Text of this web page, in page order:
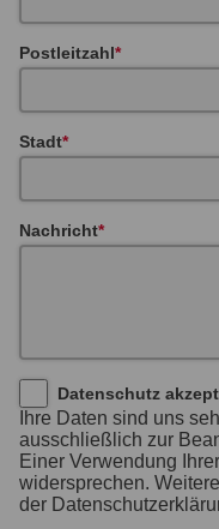
Postleitzahl
Stadt
Nachricht
Datenschutz
Ihre Daten sind uns
ausschließlich zur
Einer Verwendung
widersprechen.
der